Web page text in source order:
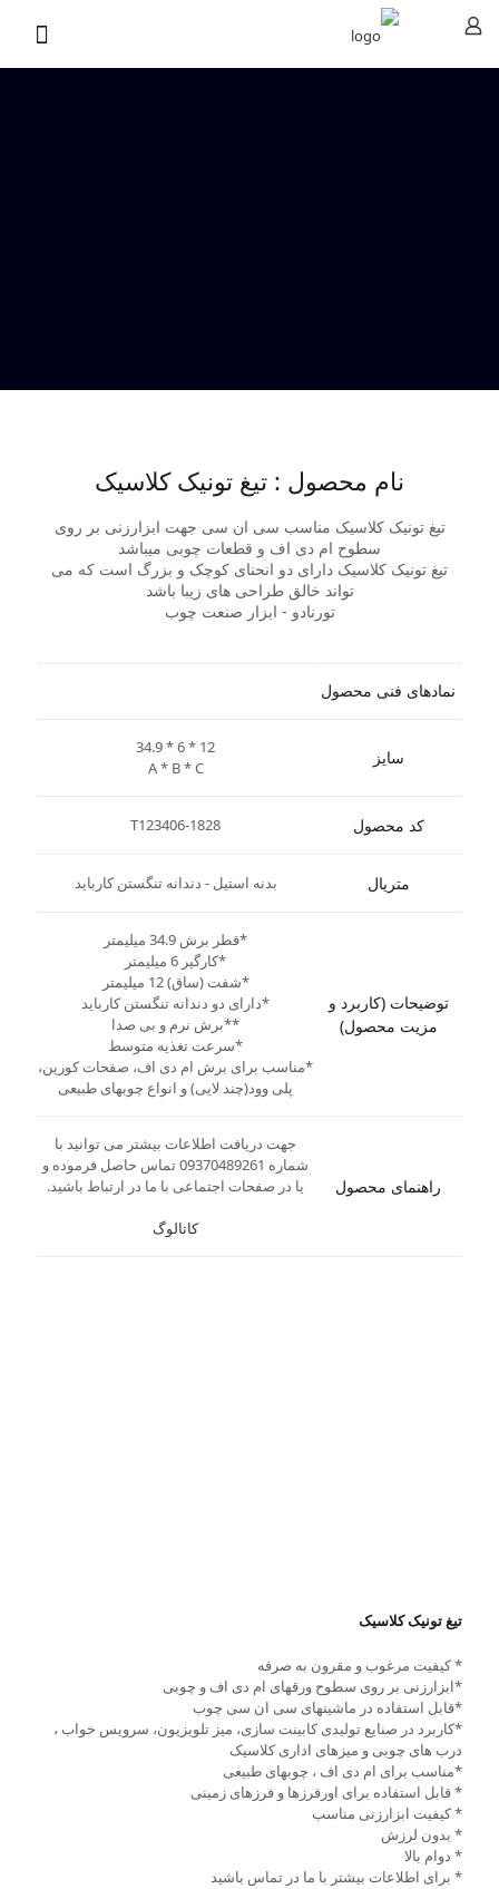
نام محصول : تیغ تونیک کلاسیک
تیغ تونیک کلاسیک مناسب سی ان سی جهت ابزارزنی بر روی
سطوح ام دی اف و قطعات چوبی میباشد
تیغ تونیک کلاسیک دارای دو انحنای کوچک و بزرگ است که می
تواند خالق طراحی های زیبا باشد
تورنادو - ابزار صنعت چوب
نمادهای فنی محصول
سایز
34.9 * 6 * 12
A * B * C
کد محصول T123406-1828
متریال بدنه استیل - دندانه تنگستن کارباید
توضیحات (کاربرد و
مزیت محصول)
*قطر برش 34.9 میلیمتر
*کارگیر 6 میلیمتر
*شفت (ساق) 12 میلیمتر
*دارای دو دندانه تنگستن کارباید
**برش نرم و بی صدا
*سرعت تغذیه متوسط
*مناسب برای برش ام دی اف، صفحات کورین،
پلی وود(چند لایی) و انواع چوبهای طبیعی
راهنمای محصول
جهت دریافت اطلاعات بیشتر می توانید با
شماره 09370489261 تماس حاصل فرموده و
یا در صفحات اجتماعی با ما در ارتباط باشید.
کاتالوگ
تیغ تونیک کلاسیک
* کیفیت مرغوب و مقرون به صرفه
*ابزارزنی بر روی سطوح ورقهای ام دی اف و چوبی
*قابل استفاده در ماشینهای سی ان سی چوب
*کاربرد در صنایع تولیدی کابینت سازی، میز تلویزیون، سرویس خواب ،
درب های چوبی و میزهای اداری کلاسیک
*مناسب برای ام دی اف ، چوبهای طبیعی
* قابل استفاده برای اورفرزها و فرزهای زمینی
* کیفیت ابزارزنی مناسب
* بدون لرزش
* دوام بالا
* برای اطلاعات بیشتر با ما در تماس باشید